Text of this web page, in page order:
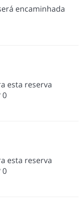
encaminhada
esta reserva
0
esta reserva
0